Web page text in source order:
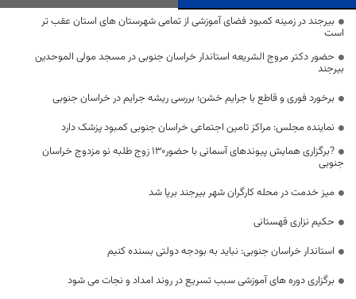
بیرجند در زمینه کمبود فضای آموزشی از تمامی شهرستان های استان عقب تر
است
حضور دکتر مروج الشریعه استاندار خراسان جنوبی در مسجد مولی الموحدین
بیرجند
برخورد فوری و قاطع با جرایم خشن؛ بررسی ریشه جرایم در خراسان جنوبی
نماینده مجلس: مراکز تامین اجتماعی خراسان جنوبی کمبود پزشک دارد
?برگزاری همایش پیوند‌های آسمانی با حضور۱۳۰ زوج طلبه نو مزدوج خراسان
جنوبی
میز خدمت در محله کارگران شهر بیرجند برپا شد
حکیم نزاری قهستانی
استاندار خراسان جنوبی: نباید به بودجه دولتی بسنده کنیم
برگزاری دوره های آموزشی سبب تسریع در روند امداد و نجات می شود